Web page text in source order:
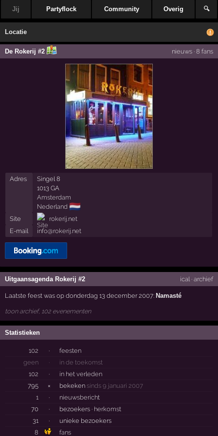
Jij Partyflock Community Overig 🔍
Locatie
De Rokerij #2 nieuws· 8 fans
Adres
Singel 8
1013 GA
Amsterdam
Nederland 🇳🇱
Site
rokerij.net
E-mail
info@rokerij.net
Uitgaansagenda Rokerij #2 ical · archief
Laatste feest was op donderdag 13 december 2007: Namasté
toon archief, 102 evenementen
Statistieken
102 ·
feesten
geen
·
in de toekomst
102
·
in het verleden
795
× bekeken sinds 9 januari 2007
1
·
nieuwsbericht
70
· bezoekers · herkomst
31
·
unieke bezoekers
8
fans